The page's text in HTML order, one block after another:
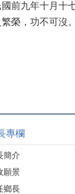
前九年十月十
榮，功不可沒。
專欄
簡介
願景
鄉長